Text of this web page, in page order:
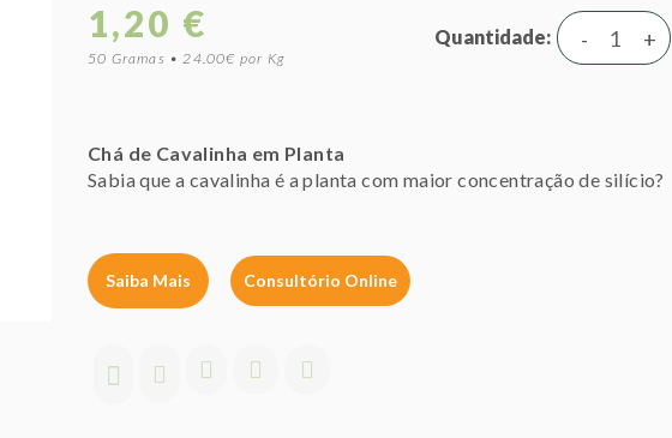
1,20 €
50 Gramas • 24.00€ por Kg
Quantidade +
-
Chá de Cavalinha em Planta
Sabia que a cavalinha é a planta com maior concentração de silício?
Saiba Mais Consultório Online